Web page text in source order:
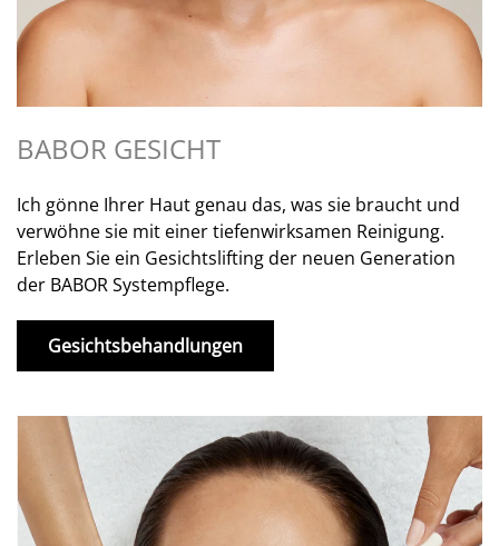
BABOR GESICHT
Ich gönne Ihrer Haut genau das, was sie braucht und
verwöhne sie mit einer tiefenwirksamen Reinigung.
Erleben Sie ein Gesichtslifting der neuen Generation
der BABOR Systempflege.
Gesichtsbehandlungen